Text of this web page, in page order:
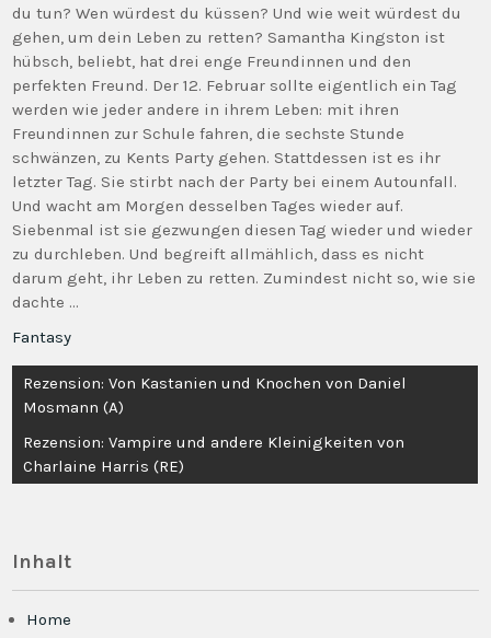
du tun? Wen würdest du küssen? Und wie weit würdest du
gehen, um dein Leben zu retten? Samantha Kingston ist
hübsch, beliebt, hat drei enge Freundinnen und den
perfekten Freund. Der 12. Februar sollte eigentlich ein Tag
werden wie jeder andere in ihrem Leben: mit ihren
Freundinnen zur Schule fahren, die sechste Stunde
schwänzen, zu Kents Party gehen. Stattdessen ist es ihr
letzter Tag. Sie stirbt nach der Party bei einem Autounfall.
Und wacht am Morgen desselben Tages wieder auf.
Siebenmal ist sie gezwungen diesen Tag wieder und wieder
zu durchleben. Und begreift allmählich, dass es nicht
darum geht, ihr Leben zu retten. Zumindest nicht so, wie sie
dachte …
Fantasy
Beitragsnavigation
Rezension: Von Kastanien und Knochen von Daniel
Mosmann (A)
Rezension: Vampire und andere Kleinigkeiten von
Charlaine Harris (RE)
Inhalt
Home